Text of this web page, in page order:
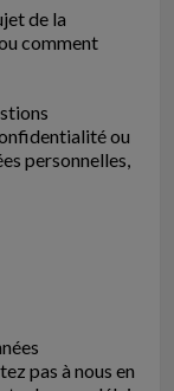
de la
comment
ou
personnelles,
pas à nous en